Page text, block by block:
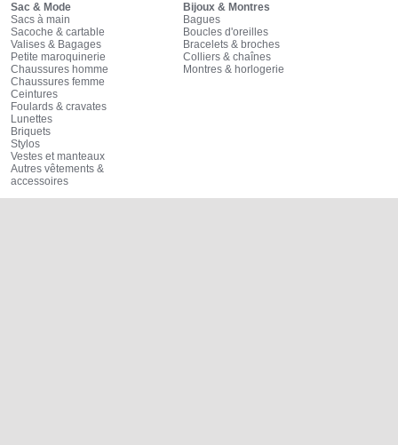
Sac & Mode
Sacs à main
Sacoche & cartable
Valises & Bagages
Petite maroquinerie
Chaussures homme
Chaussures femme
Ceintures
Foulards & cravates
Lunettes
Briquets
Stylos
Vestes et manteaux
Autres vêtements &
accessoires
Bijoux & Montres
Bagues
Boucles d'oreilles
Bracelets & broches
Colliers & chaînes
Montres & horlogerie